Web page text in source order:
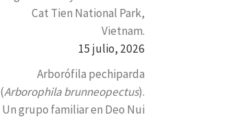
Cat Tien National Park,
Vietnam.
15 julio, 2026
Arborófila pechiparda
(Arborophila brunneopectus).
Un grupo familiar en Deo Nui